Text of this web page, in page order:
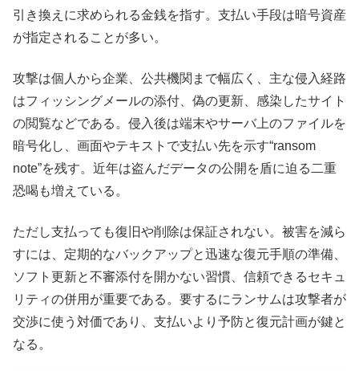
引き換えに求められる金銭を指す。支払い手段は暗号資産
が指定されることが多い。
攻撃は個人から企業、公共機関まで幅広く、主な侵入経路
はフィッシングメールの添付、偽の更新、感染したサイト
の閲覧などである。侵入後は端末やサーバ上のファイルを
暗号化し、画面やテキストで支払い先を示す“ransom
note”を残す。近年は盗んだデータの公開を盾に迫る二重
恐喝も増えている。
ただし支払っても復旧や削除は保証されない。被害を減ら
すには、定期的なバックアップと迅速な復元手順の準備、
ソフト更新と不審添付を開かない習慣、信頼できるセキュ
リティの併用が重要である。要するにランサムは攻撃者が
交渉に使う対価であり、支払いより予防と復元計画が鍵と
なる。